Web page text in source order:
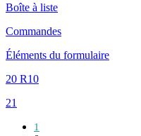
Boîte à liste
Commandes
Éléments du formulaire
20 R10
21
1